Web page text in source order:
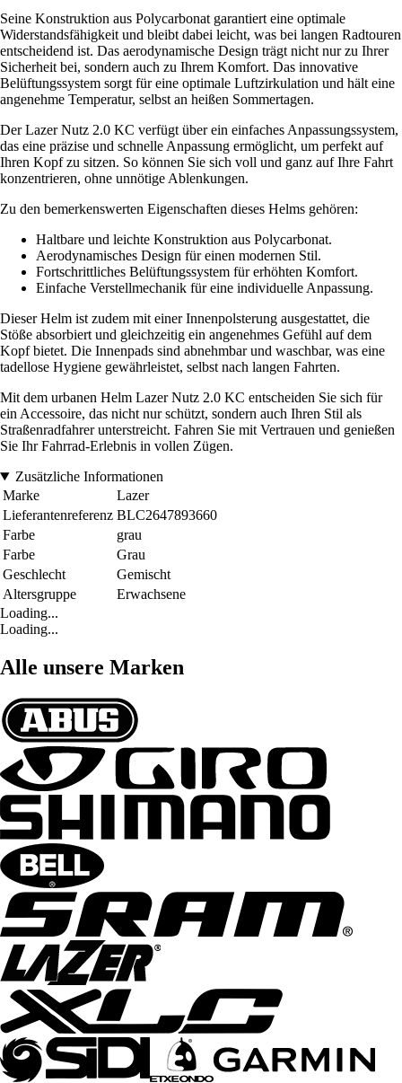
Seine Konstruktion aus Polycarbonat garantiert eine optimale
Widerstandsfähigkeit und bleibt dabei leicht, was bei langen Radtouren
entscheidend ist. Das aerodynamische Design trägt nicht nur zu Ihrer
Sicherheit bei, sondern auch zu Ihrem Komfort. Das innovative
Belüftungssystem sorgt für eine optimale Luftzirkulation und hält eine
angenehme Temperatur, selbst an heißen Sommertagen.
Der Lazer Nutz 2.0 KC verfügt über ein einfaches Anpassungssystem,
das eine präzise und schnelle Anpassung ermöglicht, um perfekt auf
Ihren Kopf zu sitzen. So können Sie sich voll und ganz auf Ihre Fahrt
konzentrieren, ohne unnötige Ablenkungen.
Zu den bemerkenswerten Eigenschaften dieses Helms gehören:
Haltbare und leichte Konstruktion aus Polycarbonat.
Aerodynamisches Design für einen modernen Stil.
Fortschrittliches Belüftungssystem für erhöhten Komfort.
Einfache Verstellmechanik für eine individuelle Anpassung.
Dieser Helm ist zudem mit einer Innenpolsterung ausgestattet, die
Stöße absorbiert und gleichzeitig ein angenehmes Gefühl auf dem
Kopf bietet. Die Innenpads sind abnehmbar und waschbar, was eine
tadellose Hygiene gewährleistet, selbst nach langen Fahrten.
Mit dem urbanen Helm Lazer Nutz 2.0 KC entscheiden Sie sich für
ein Accessoire, das nicht nur schützt, sondern auch Ihren Stil als
Straßenradfahrer unterstreicht. Fahren Sie mit Vertrauen und genießen
Sie Ihr Fahrrad-Erlebnis in vollen Zügen.
Zusätzliche Informationen
Marke
Lazer
Lieferantenreferenz BLC2647893660
Farbe
grau
Farbe
Grau
Geschlecht
Gemischt
Altersgruppe
Erwachsene
Loading...
Loading...
Alle unsere Marken